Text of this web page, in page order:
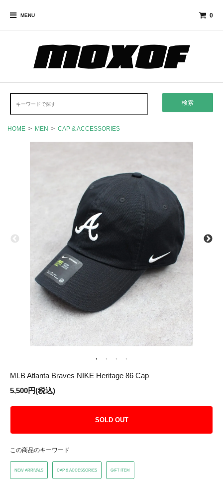
MENU 0
検索
HOME > MEN > CAP & ACCESSORIES
MLB Atlanta Braves NIKE Heritage 86 Cap
5,500円(税込)
SOLD OUT
この商品のキーワード
NEW ARRIVALS CAP & ACCESSORIES GIFT ITEM